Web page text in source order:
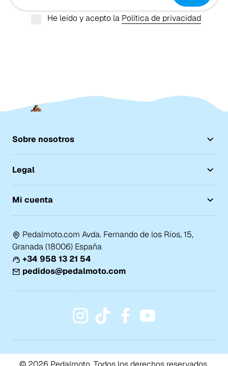
He leído y acepto la Política de privacidad
Sobre nosotros
Legal
Mi cuenta
Pedalmoto.com Avda. Fernando de los Ríos, 15,
Granada (18006) España
+34 958 13 21 54
pedidos@pedalmoto.com